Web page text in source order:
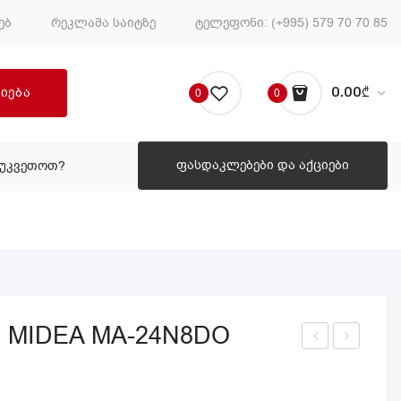
რეკლამა საიტზე ტელეფონი: (+995) 579 70 70 85
0 0 0.00₾
No products in the cart.
ფასდაკლებები და აქციები
MA-24N8DO